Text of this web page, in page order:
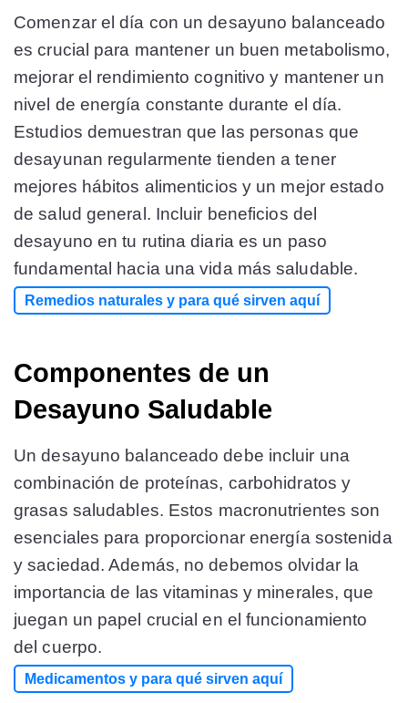
Comenzar el día con un desayuno balanceado
es crucial para mantener un buen metabolismo,
mejorar el rendimiento cognitivo y mantener un
nivel de energía constante durante el día.
Estudios demuestran que las personas que
desayunan regularmente tienden a tener
mejores hábitos alimenticios y un mejor estado
de salud general. Incluir beneficios del
desayuno en tu rutina diaria es un paso
fundamental hacia una vida más saludable.
Remedios naturales y para qué sirven aquí
Componentes de un
Desayuno Saludable
Un desayuno balanceado debe incluir una
combinación de proteínas, carbohidratos y
grasas saludables. Estos macronutrientes son
esenciales para proporcionar energía sostenida
y saciedad. Además, no debemos olvidar la
importancia de las vitaminas y minerales, que
juegan un papel crucial en el funcionamiento
del cuerpo.
Medicamentos y para qué sirven aquí